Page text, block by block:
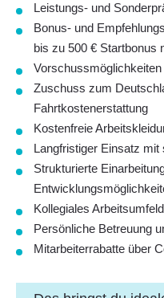
Leistungs- und
Bonus- und
bis zu 500 € Startbonus
Zuschuss zum
Fahrtkostenerstattung
Kostenfreie
Langfristiger Einsatz
Strukturierte
Kollegiales
Persönliche Betreuung
Mitarbeiterrabatte über